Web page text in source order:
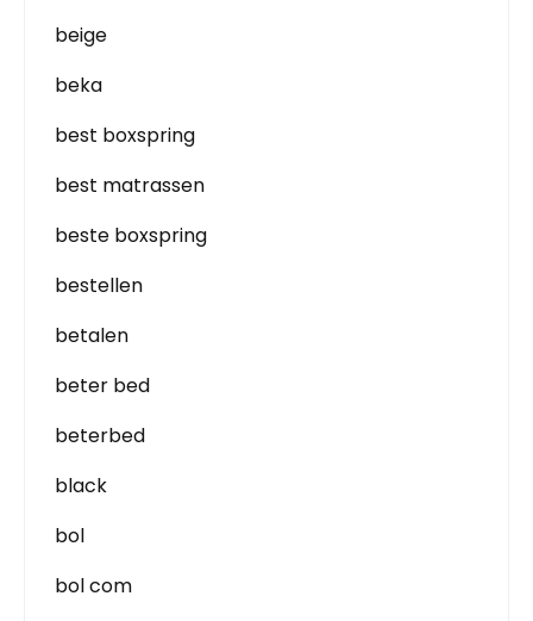
beige
beka
best boxspring
best matrassen
beste boxspring
bestellen
betalen
beter bed
beterbed
black
bol
bol com